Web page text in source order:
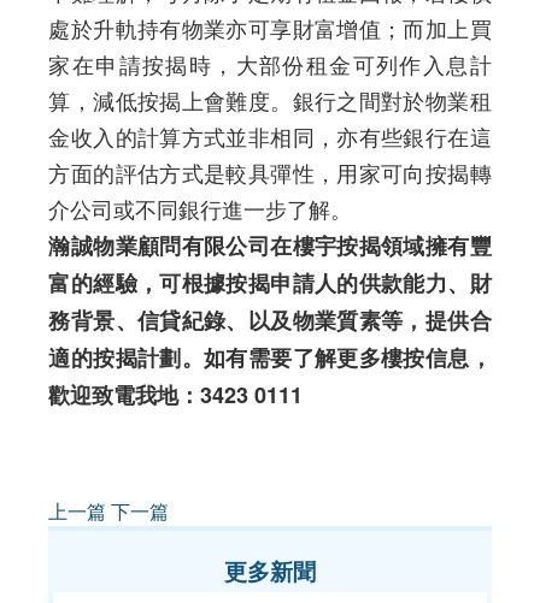
處於升軌持有物業亦可享財富增值；而加上買
家在申請按揭時，大部份租金可列作入息計
算，減低按揭上會難度。銀行之間對於物業租
金收入的計算方式並非相同，亦有些銀行在這
方面的評估方式是較具彈性，用家可向按揭轉
介公司或不同銀行進一步了解。
瀚誠物業顧問有限公司在樓宇按揭領域擁有豐
富的經驗，可根據按揭申請人的供款能力、財
務背景、信貸紀錄、以及物業質素等，提供合
適的按揭計劃。如有需要了解更多樓按信息，
歡迎致電我地：3423 0111
上一篇 下一篇
更多新聞